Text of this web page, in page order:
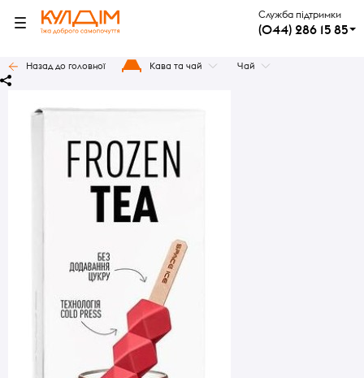
Служба підтримки
(044) 286 15 85
Назад до головної Кава та чай Чай